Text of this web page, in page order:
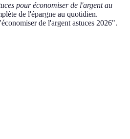
pour économiser de l'argent au
de l'épargne au quotidien.
de l'argent astuces 2026".